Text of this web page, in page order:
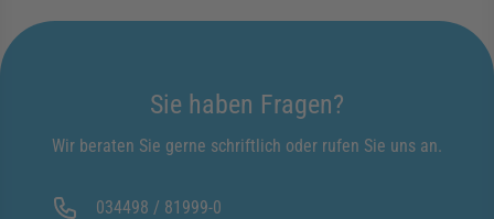
Sie haben Fragen?
Wir beraten Sie gerne schriftlich oder rufen Sie uns an.
034498 / 81999-0